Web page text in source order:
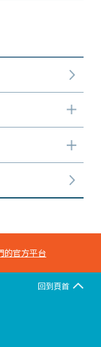
的官方平台
回到頁首